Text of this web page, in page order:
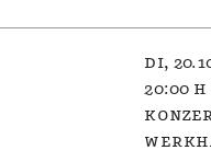
di,
20:00 h